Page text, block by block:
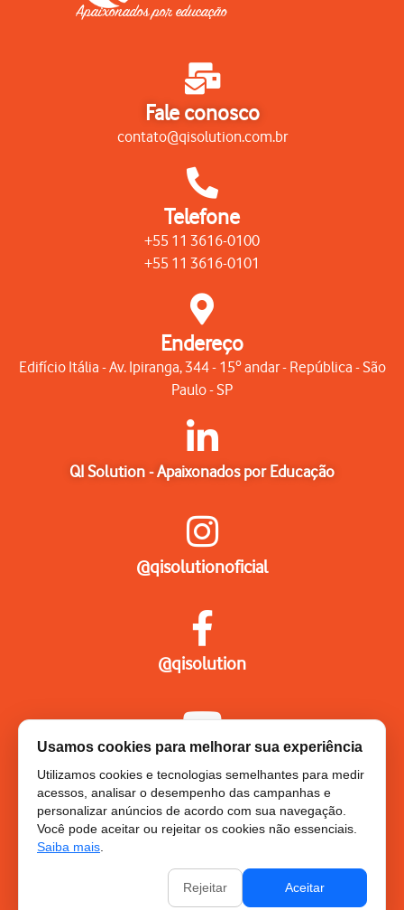
Apaixonados por educação
Fale conosco
contato@qisolution.com.br
Telefone
+55 11 3616-0100
+55 11 3616-0101
Endereço
Edifício Itália - Av. Ipiranga, 344 - 15º andar - República - São
Paulo - SP
QI Solution - Apaixonados por Educação
@qisolutionoficial
@qisolution
QI SOLUTION GROUP SERVICOS DE
Usamos cookies para melhorar sua experiência
Utilizamos cookies e tecnologias semelhantes para medir
acessos, analisar o desempenho das campanhas e
personalizar anúncios de acordo com sua navegação.
Você pode aceitar ou rejeitar os cookies não essenciais.
Saiba mais
Rejeitar Aceitar